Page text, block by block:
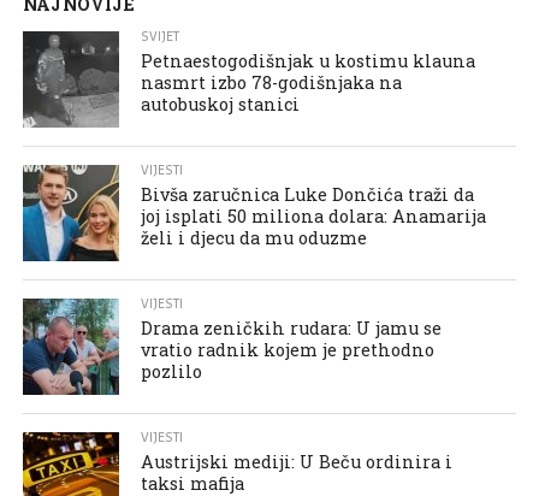
SVIJET
Petnaestogodišnjak u kostimu klauna
nasmrt izbo 78-godišnjaka na
autobuskoj stanici
VIJESTI
Bivša zaručnica Luke Dončića traži da
joj isplati 50 miliona dolara: Anamarija
želi i djecu da mu oduzme
VIJESTI
Drama zeničkih rudara: U jamu se
vratio radnik kojem je prethodno
pozlilo
VIJESTI
Austrijski mediji: U Beču ordinira i
taksi mafija